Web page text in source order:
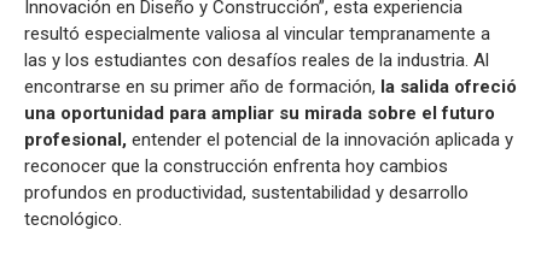
Innovación en Diseño y Construcción”, esta experiencia
resultó especialmente valiosa al vincular tempranamente a
las y los estudiantes con desafíos reales de la industria. Al
encontrarse en su primer año de formación, la salida ofreció
una oportunidad para ampliar su mirada sobre el futuro
profesional, entender el potencial de la innovación aplicada y
reconocer que la construcción enfrenta hoy cambios
profundos en productividad, sustentabilidad y desarrollo
tecnológico.